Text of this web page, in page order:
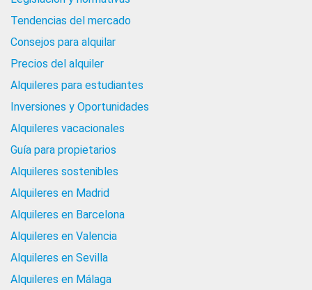
Tendencias del mercado
Consejos para alquilar
Precios del alquiler
Alquileres para estudiantes
Inversiones y Oportunidades
Alquileres vacacionales
Guía para propietarios
Alquileres sostenibles
Alquileres en Madrid
Alquileres en Barcelona
Alquileres en Valencia
Alquileres en Sevilla
Alquileres en Málaga